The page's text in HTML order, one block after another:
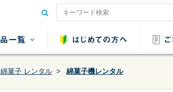
綿菓子 レンタル 綿菓子機レンタル